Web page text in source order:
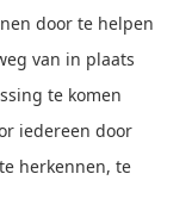
door te helpen
van in plaats
te komen
iedereen door
herkennen, te